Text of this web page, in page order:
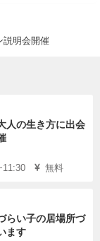
説明会開催
人の生き方に出会
無料
らい子の居場所づ
ます